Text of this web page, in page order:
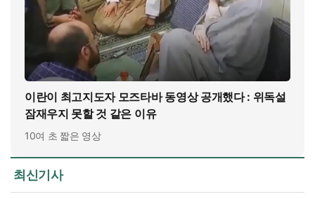
이란이 최고지도자 모즈타바 동영상 공개했다 : 위독설
잠재우지 못할 것 같은 이유
10여 초 짧은 영상
최신기사